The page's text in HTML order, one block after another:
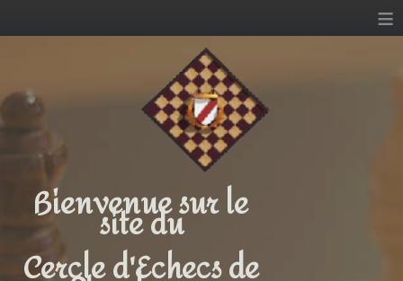
≡
Bienvenue sur le
site du
Cercle d'Echecs de